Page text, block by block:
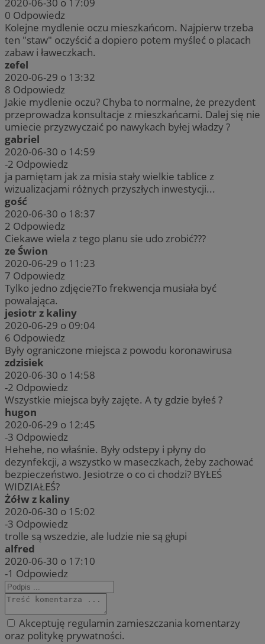
0 Odpowiedz
Kolejne mydlenie oczu mieszkańcom. Najpierw trzeba
ten "staw" oczyścić a dopiero potem myśleć o placach
zabaw i ławeczkach.
zefel
2020-06-29 o 13:32
8 Odpowiedz
Jakie mydlenie oczu? Chyba to normalne, że prezydent
przeprowadza konsultacje z mieszkańcami. Dalej się nie
umiecie przyzwyczaić po nawykach byłej władzy ?
gabriel
2020-06-30 o 14:59
-2 Odpowiedz
ja pamiętam jak za misia stały wielkie tablice z
wizualizacjami różnych przyszłych inwestycji...
gość
2020-06-30 o 18:37
2 Odpowiedz
Ciekawe wiela z tego planu sie udo zrobić???
ze Świon
2020-06-29 o 11:23
7 Odpowiedz
Tylko jedno zdjęcie?To frekwencja musiała być
powalająca.
jesiotr z kaliny
2020-06-29 o 09:04
6 Odpowiedz
Były ograniczone miejsca z powodu koronawirusa
zdzisiek
2020-06-30 o 14:58
-2 Odpowiedz
Wszystkie miejsca były zajęte. A ty gdzie byłeś ?
hugon
2020-06-29 o 12:45
-3 Odpowiedz
Hehehe, no właśnie. Były odstepy i płyny do
dezynfekcji, a wszystko w maseczkach, żeby zachować
bezpieczeństwo. Jesiotrze o co ci chodzi? BYŁEŚ
WIDZIAŁEŚ?
Żółw z kaliny
2020-06-30 o 15:02
-3 Odpowiedz
trolle są wszedzie, ale ludzie nie są głupi
alfred
2020-06-30 o 17:10
-1 Odpowiedz
Akceptuję regulamin zamieszczania komentarzy
oraz politykę prywatności.